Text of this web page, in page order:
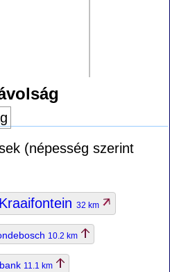
(népesség szerint
Kraaifontein 32 km
10.2 km
11.1 km